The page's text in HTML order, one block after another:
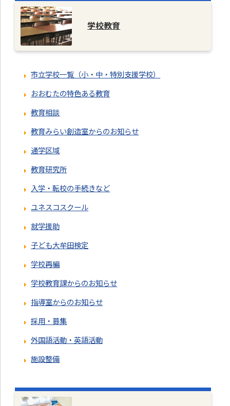
学校教育
市立学校一覧（小・中・特別支援学校）
おおむたの特色ある教育
教育相談
教育みらい創造室からのお知らせ
通学区域
教育研究所
入学・転校の手続きなど
ユネスコスクール
就学援助
子ども大牟田検定
学校再編
学校教育課からのお知らせ
指導室からのお知らせ
採用・募集
外国語活動・英語活動
施設整備